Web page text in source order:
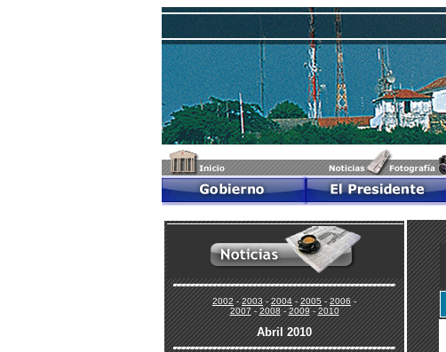
2002-2003-2004-2005-2006-
2007-2008-2009-2010
Abril 2010